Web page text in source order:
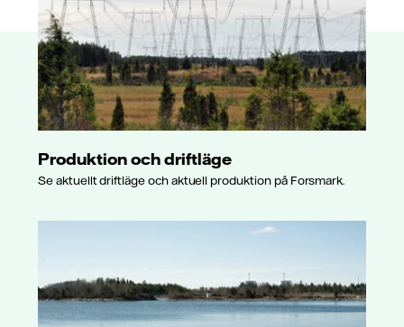
Produktion och driftläge
Se aktuellt driftläge och aktuell produktion på Forsmark.